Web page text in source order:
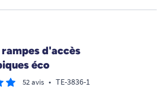
rampes d'accès
éco
52 avis • TE-3836-1